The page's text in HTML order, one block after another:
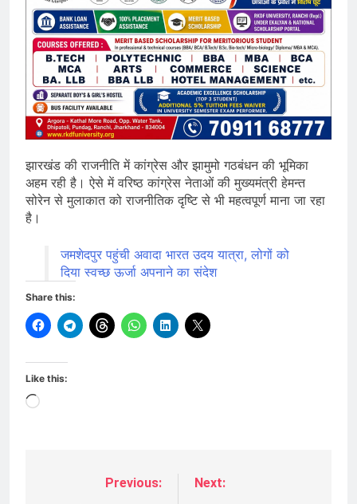
झारखंड की राजनीति में कांग्रेस और झामुमो गठबंधन की भूमिका
अहम रही है। ऐसे में वरिष्ठ कांग्रेस नेताओं की मुख्यमंत्री हेमन्त
सोरेन से मुलाकात को राजनीतिक दृष्टि से भी महत्वपूर्ण माना जा रहा
है।
जमशेदपुर पहुंची अवादा भारत उदय यात्रा, लोगों को
दिया स्वच्छ ऊर्जा अपनाने का संदेश
Share this:
Like this:
Loading…
Previous:
Next: